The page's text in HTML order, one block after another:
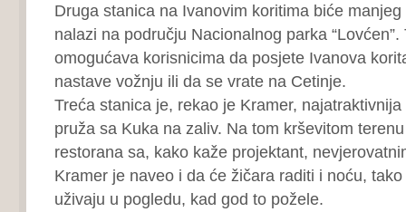
Druga stanica na Ivanovim koritima biće
nalazi na području Nacionalnog parka “Lovćen”.
omogućava korisnicima da posjete Ivanova
nastave vožnju ili da se vrate na Cetinje.
Treća stanica je, rekao je Kramer,
pruža sa Kuka na zaliv. Na tom krševitom
restorana sa, kako kaže projektant,
Kramer je naveo i da će žičara raditi i noću,
uživaju u pogledu, kad god to požele.